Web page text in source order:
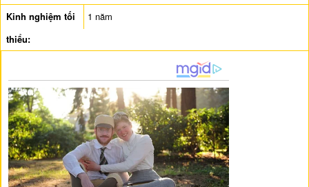
Kinh nghiệm tối
thiểu:
1 năm